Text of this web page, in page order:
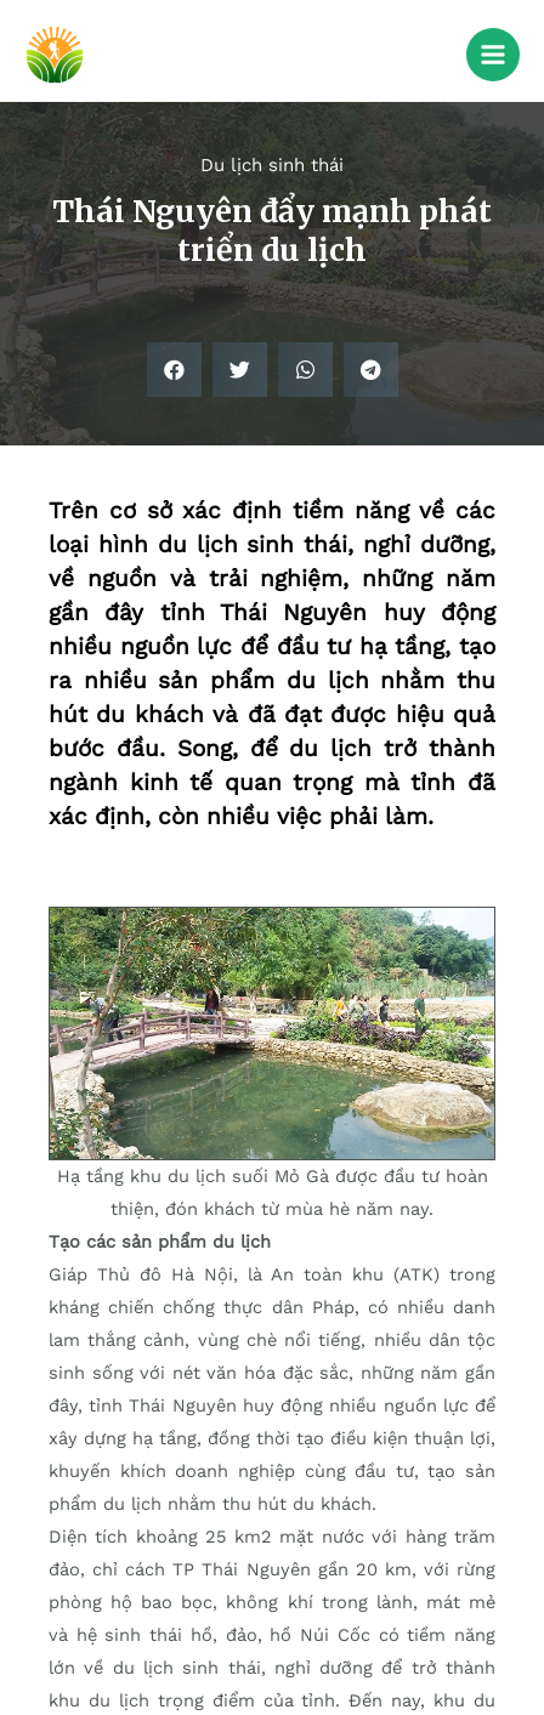
Du lịch sinh thái
Thái Nguyên đẩy mạnh phát
triển du lịch
Trên cơ sở xác định tiềm năng về các
loại hình du lịch sinh thái, nghỉ dưỡng,
về nguồn và trải nghiệm, những năm
gần đây tỉnh Thái Nguyên huy động
nhiều nguồn lực để đầu tư hạ tầng, tạo
ra nhiều sản phẩm du lịch nhằm thu
hút du khách và đã đạt được hiệu quả
bước đầu. Song, để du lịch trở thành
ngành kinh tế quan trọng mà tỉnh đã
xác định, còn nhiều việc phải làm.
Hạ tầng khu du lịch suối Mỏ Gà được đầu tư hoàn
thiện, đón khách từ mùa hè năm nay.
Tạo các sản phẩm du lịch
Giáp Thủ đô Hà Nội, là An toàn khu (ATK) trong
kháng chiến chống thực dân Pháp, có nhiều danh
lam thắng cảnh, vùng chè nổi tiếng, nhiều dân tộc
sinh sống với nét văn hóa đặc sắc, những năm gần
đây, tỉnh Thái Nguyên huy động nhiều nguồn lực để
xây dựng hạ tầng, đồng thời tạo điều kiện thuận lợi,
khuyến khích doanh nghiệp cùng đầu tư, tạo sản
phẩm du lịch nhằm thu hút du khách.
Diện tích khoảng 25 km2 mặt nước với hàng trăm
đảo, chỉ cách TP Thái Nguyên gần 20 km, với rừng
phòng hộ bao bọc, không khí trong lành, mát mẻ
và hệ sinh thái hồ, đảo, hồ Núi Cốc có tiềm năng
lớn về du lịch sinh thái, nghỉ dưỡng để trở thành
khu du lịch trọng điểm của tỉnh. Đến nay, khu du